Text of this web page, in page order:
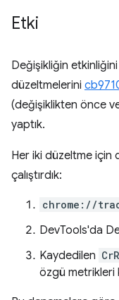
Etki
Değişikliğin
düzeltmelerini
(değişiklikten önce
yaptık.
Her iki düzeltme için
çalıştırdık:
chrome://
DevTools'da
Kaydedilen
özgü metrikleri